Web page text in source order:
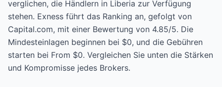
verglichen, die Händlern in Liberia zur Verfügung
stehen. Exness führt das Ranking an, gefolgt von
Capital.com, mit einer Bewertung von 4.85/5. Die
Mindesteinlagen beginnen bei $0, und die Gebühren
starten bei From $0. Vergleichen Sie unten die Stärken
und Kompromisse jedes Brokers.